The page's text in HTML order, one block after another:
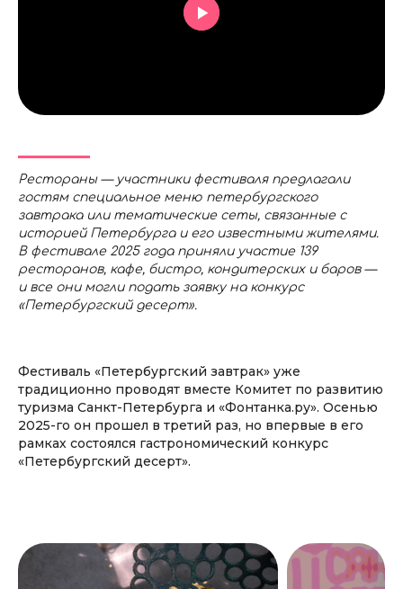
Рестораны — участники фестиваля предлагали
гостям специальное меню петербургского
завтрака или тематические сеты, связанные с
историей Петербурга и его известными жителями.
В фестивале 2025 года приняли участие 139
ресторанов, кафе, бистро, кондитерских и баров —
и все они могли подать заявку на конкурс
«Петербургский десерт».
Фестиваль «Петербургский завтрак» уже
традиционно проводят вместе Комитет по развитию
туризма Санкт-Петербурга и «Фонтанка.ру». Осенью
2025-го он прошел в третий раз, но впервые в его
рамках состоялся гастрономический конкурс
«Петербургский десерт».